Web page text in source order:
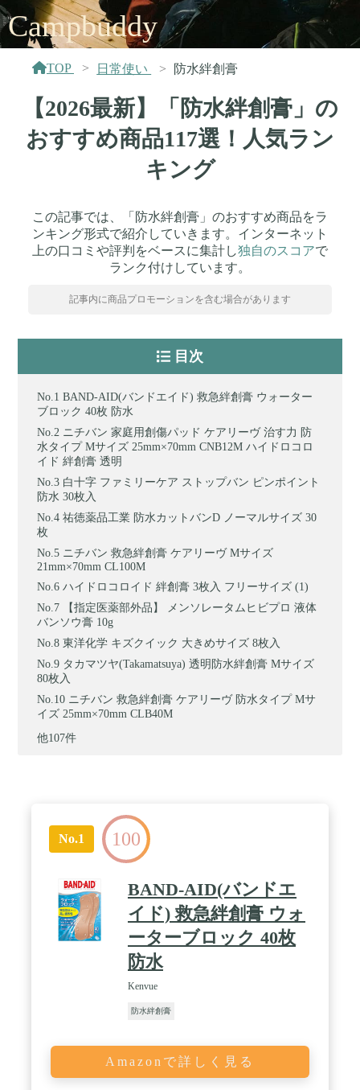
Campbuddy
TOP 日常使い 防水絆創膏
【2026最新】「防水絆創膏」の
おすすめ商品117選！人気ラン
キング
この記事では、「防水絆創膏」のおすすめ商品をラ
ンキング形式で紹介していきます。インターネット
上の口コミや評判をベースに集計し独自のスコアで
ランク付けしています。
記事内に商品プロモーションを含む場合があります
目次
BAND-AID(バンドエイド) 救急絆創膏 ウォーター
ブロック 40枚 防水
ニチバン 家庭用創傷パッド ケアリーヴ 治す力 防
水タイプ Mサイズ 25mm×70mm CNB12M ハイドロコロ
イド 絆創膏 透明
白十字 ファミリーケア ストップバン ピンポイント
防水 30枚入
祐徳薬品工業 防水カットバンD ノーマルサイズ 30
枚
ニチバン 救急絆創膏 ケアリーヴ Mサイズ
21mm×70mm CL100M
ハイドロコロイド 絆創膏 3枚入 フリーサイズ (1)
【指定医薬部外品】 メンソレータムヒビプロ 液体
バンソウ膏 10g
東洋化学 キズクイック 大きめサイズ 8枚入
タカマツヤ(Takamatsuya) 透明防水絆創膏 Mサイズ
80枚入
ニチバン 救急絆創膏 ケアリーヴ 防水タイプ Mサ
イズ 25mm×70mm CLB40M
他107件
No.1 100
BAND-AID(バンドエ
イド) 救急絆創膏 ウォ
ーターブロック 40枚
防水
Kenvue
防水絆創膏
Amazonで詳しく見る